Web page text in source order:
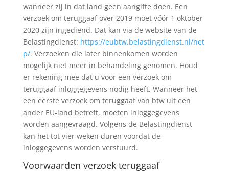
wanneer zij in dat land geen aangifte doen. Een
verzoek om teruggaaf over 2019 moet vóór 1 oktober
2020 zijn ingediend. Dat kan via de website van de
Belastingdienst: https://eubtw.belastingdienst.nl/net
p/. Verzoeken die later binnenkomen worden
mogelijk niet meer in behandeling genomen. Houd
er rekening mee dat u voor een verzoek om
teruggaaf inloggegevens nodig heeft. Wanneer het
een eerste verzoek om teruggaaf van btw uit een
ander EU-land betreft, moeten inloggegevens
worden aangevraagd. Volgens de Belastingdienst
kan het tot vier weken duren voordat de
inloggegevens worden verstuurd.
Voorwaarden verzoek teruggaaf